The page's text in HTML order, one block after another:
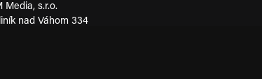
Media, s.r.o.
nad Váhom 334